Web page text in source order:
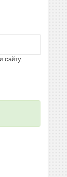
сайту.